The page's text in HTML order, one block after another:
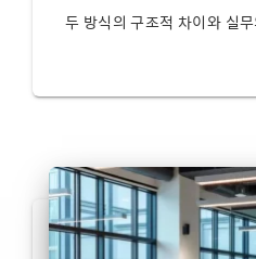
두 방식의 구조적 차이와 실